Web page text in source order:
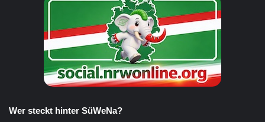
Wer steckt hinter SüWeNa?